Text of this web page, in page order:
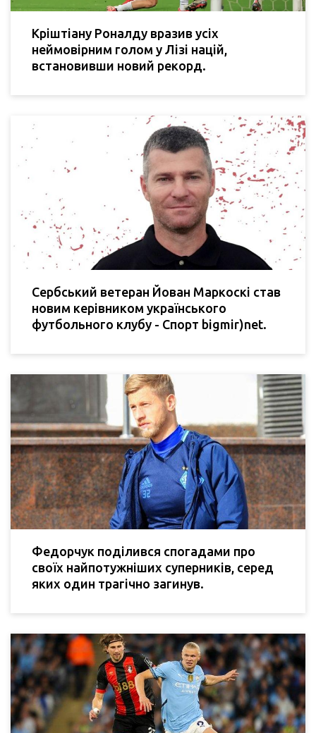
Кріштіану Роналду вразив усіх
неймовірним голом у Лізі націй,
встановивши новий рекорд.
Сербський ветеран Йован Маркоскі став
новим керівником українського
футбольного клубу - Спорт bigmir)net.
Федорчук поділився спогадами про
своїх найпотужніших суперників, серед
яких один трагічно загинув.